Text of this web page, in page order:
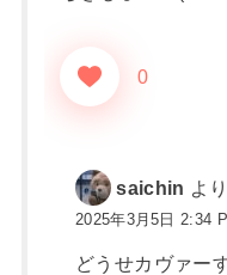
0
saichin よ
2025年3月5日 2:34
どうせカヴァー